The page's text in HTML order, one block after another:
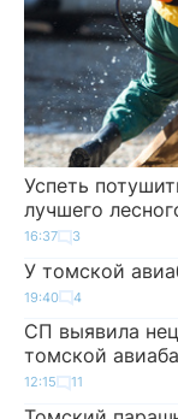
Успеть
лучшего
16:37 3
У томской
19:40 4
СП выявила
томской
12:15 11